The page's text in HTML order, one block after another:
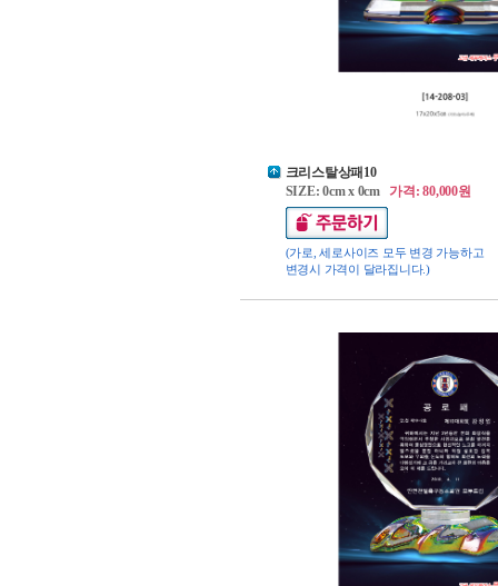
크리스탈상패10
SIZE: 0cm x 0cm가격: 80,000원
(가로, 세로사이즈 모두 변경 가능하고
변경시 가격이 달라집니다.)